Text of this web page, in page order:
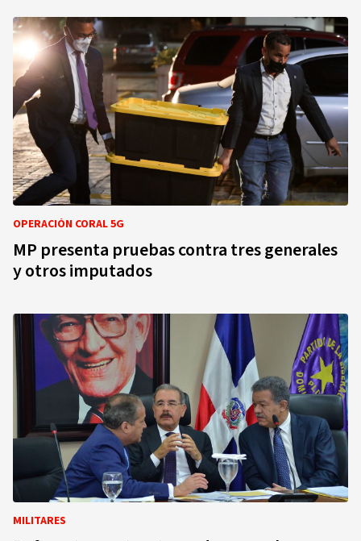
OPERACIÓN CORAL 5G
MP presenta pruebas contra tres generales
y otros imputados
MILITARES